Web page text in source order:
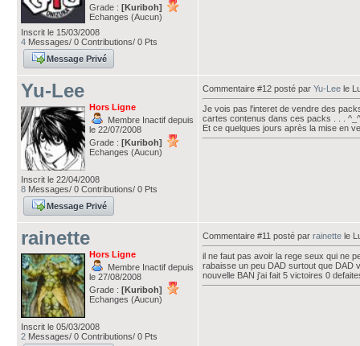
Grade : [Kuriboh]
Echanges (Aucun)
Inscrit le 15/03/2008
4 Messages/ 0 Contributions/ 0 Pts
Message Privé
Yu-Lee
Hors Ligne
Membre Inactif depuis
le 22/07/2008
Grade : [Kuriboh]
Echanges (Aucun)
Inscrit le 22/04/2008
8 Messages/ 0 Contributions/ 0 Pts
Message Privé
Commentaire #12 posté par Yu-Lee le
Je vois pas l'interet de vendre des
cartes contenus dans ces packs . . .
Et ce quelques jours après la mise en
rainette
Hors Ligne
Membre Inactif depuis
le 27/08/2008
Grade : [Kuriboh]
Echanges (Aucun)
Inscrit le 05/03/2008
2 Messages/ 0 Contributions/ 0 Pts
Commentaire #11 posté par rainette le
il ne faut pas avoir la rege seux qui ne
rabaisse un peu DAD surtout que DAD
nouvelle BAN j'ai fait 5 victoires 0